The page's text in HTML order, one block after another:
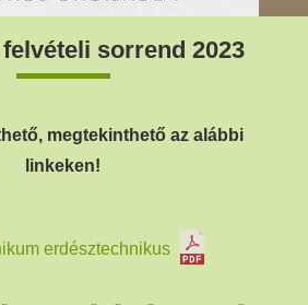
sorrend 2023
megtekinthető az alábbi
linkeken!
erdésztechnikus